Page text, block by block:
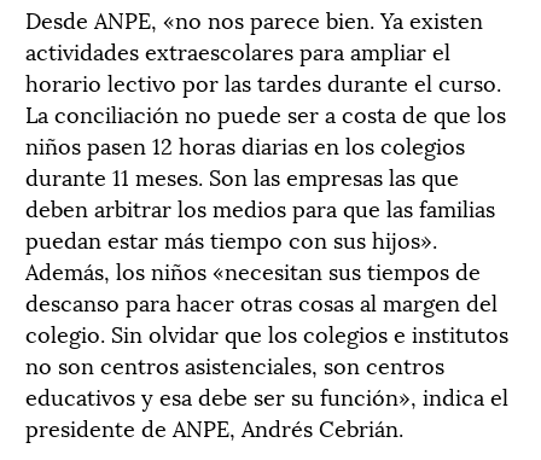
Desde ANPE, «no nos parece bien. Ya existen
actividades extraescolares para ampliar el
horario lectivo por las tardes durante el curso.
La conciliación no puede ser a costa de que los
niños pasen 12 horas diarias en los colegios
durante 11 meses. Son las empresas las que
deben arbitrar los medios para que las familias
puedan estar más tiempo con sus hijos».
Además, los niños «necesitan sus tiempos de
descanso para hacer otras cosas al margen del
colegio. Sin olvidar que los colegios e institutos
no son centros asistenciales, son centros
educativos y esa debe ser su función», indica el
presidente de ANPE, Andrés Cebrián.